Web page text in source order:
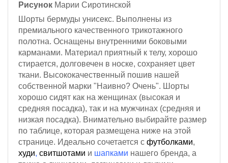
Рисунок Марии Сиротинской
Шорты бермуды унисекс. Выполнены из
премиального качественного трикотажного
полотна. Оснащены внутренними боковыми
карманами. Материал приятный к телу, хорошо
стирается, долговечен в носке, сохраняет цвет
ткани. Высококачественный пошив нашей
собственной марки "Наивно? Очень". Шорты
хорошо сидят как на женщинах (высокая и
средняя посадка), так и на мужчинах (средняя и
низкая посадка). Внимательно выбирайте размер
по таблице, которая размещена ниже на этой
странице. Идеально сочетается с футболками,
худи, свитшотами и шапками нашего бренда, а